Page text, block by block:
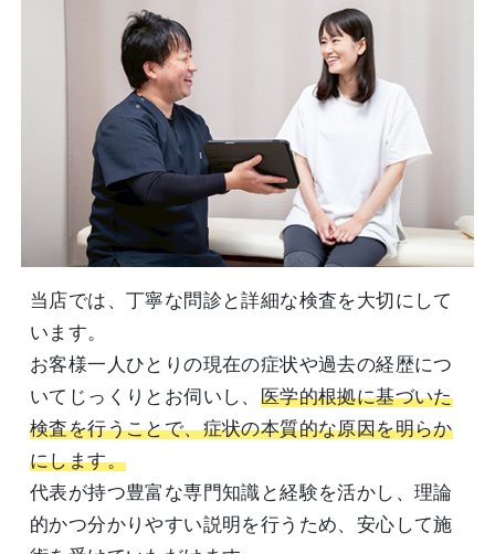
当店では、丁寧な問診と詳細な検査を大切にして
います。
お客様一人ひとりの現在の症状や過去の経歴につ
いてじっくりとお伺いし、 医学的根拠に基づいた
検査を行うことで、症状の本質的な原因を明らか
にします。
代表が持つ豊富な専門知識と経験を活かし、理論
的かつ分かりやすい説明を行うため、安心して施